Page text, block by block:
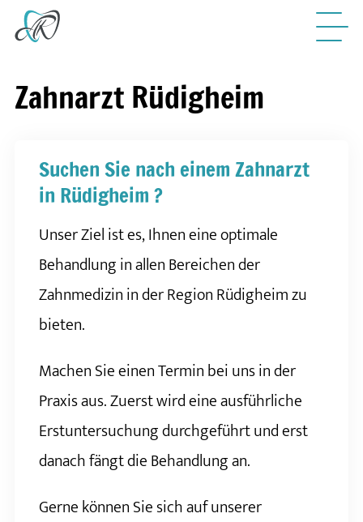
Zahnarzt Rüdigheim
Suchen Sie nach einem Zahnarzt
in Rüdigheim ?
Unser Ziel ist es, Ihnen eine optimale
Behandlung in allen Bereichen der
Zahnmedizin in der Region Rüdigheim zu
bieten.
Machen Sie einen Termin bei uns in der
Praxis aus. Zuerst wird eine ausführliche
Erstuntersuchung durchgeführt und erst
danach fängt die Behandlung an.
Gerne können Sie sich auf unserer